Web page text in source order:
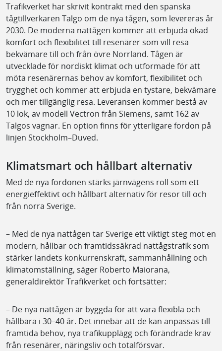
Trafikverket har skrivit kontrakt med den spanska
tågtillverkaren Talgo om de nya tågen, som levereras år
2030. De moderna nattågen kommer att erbjuda ökad
komfort och flexibilitet till resenärer som vill resa
bekvämare till och från övre Norrland. Tågen är
utvecklade för nordiskt klimat och utformade för att
möta resenärernas behov av komfort, flexibilitet och
trygghet och kommer att erbjuda en tystare, bekvämare
och mer tillgänglig resa. Leveransen kommer bestå av
10 lok, av modell Vectron från Siemens, samt 162 av
Talgos vagnar. En option finns för ytterligare fordon på
linjen Stockholm–Duved.
Klimatsmart och hållbart alternativ
Med de nya fordonen stärks järnvägens roll som ett
energieffektivt och hållbart alternativ för resor till och
från norra Sverige.
– Med de nya nattågen tar Sverige ett viktigt steg mot en
modern, hållbar och framtidssäkrad nattågstrafik som
stärker landets konkurrenskraft, sammanhållning och
klimatomställning, säger Roberto Maiorana,
generaldirektör Trafikverket och fortsätter:
– De nya nattågen är byggda för att vara flexibla och
hållbara i 30–40 år. Det innebär att de kan anpassas till
framtida behov, nya trafikupplägg och förändrade krav
från resenärer, näringsliv och totalförsvar.